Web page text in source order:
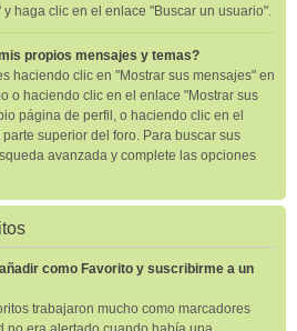
haga clic en el enlace "Buscar un usuario".
propios mensajes y temas?
haciendo clic en "Mostrar sus mensajes" en
o haciendo clic en el enlace "Mostrar sus
página de perfil, o haciendo clic en el
superior del foro. Para buscar sus
avanzada y complete las opciones
como Favorito y suscribirme a un
trabajaron mucho como marcadores